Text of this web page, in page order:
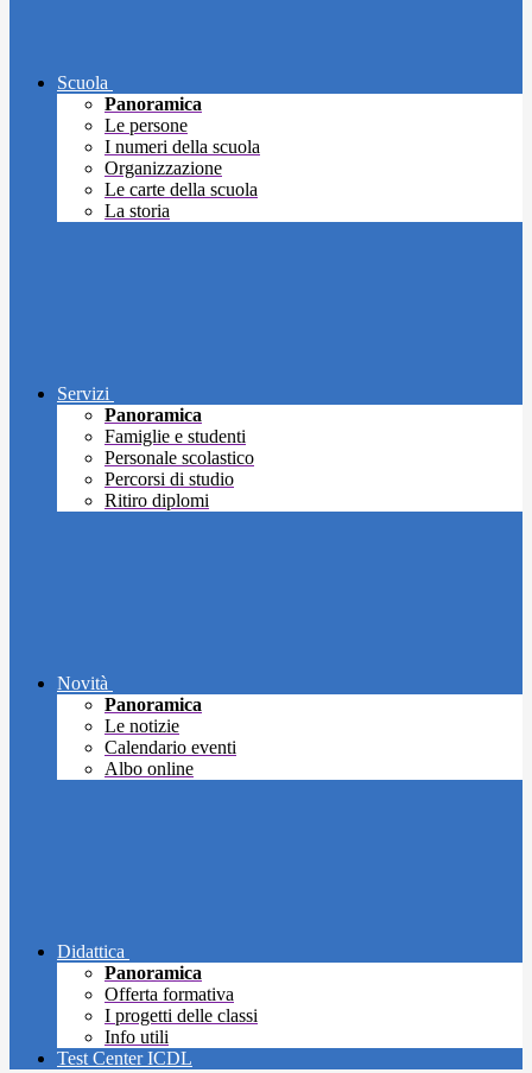
Scuola
Panoramica
Le persone
I numeri della scuola
Organizzazione
Le carte della scuola
La storia
Servizi
Panoramica
Famiglie e studenti
Personale scolastico
Percorsi di studio
Ritiro diplomi
Novità
Panoramica
Le notizie
Calendario eventi
Albo online
Didattica
Panoramica
Offerta formativa
I progetti delle classi
Info utili
Test Center ICDL